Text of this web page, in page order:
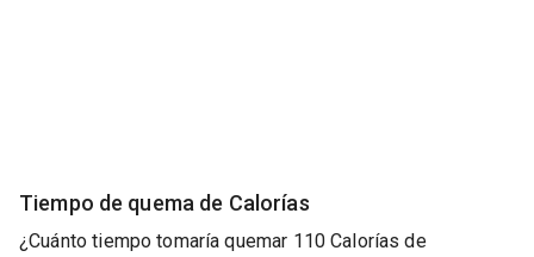
Tiempo de quema de Calorías
¿Cuánto tiempo tomaría quemar 110 Calorías de